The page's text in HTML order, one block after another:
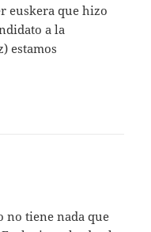
euskera que hizo
a la
estamos
no tiene nada que